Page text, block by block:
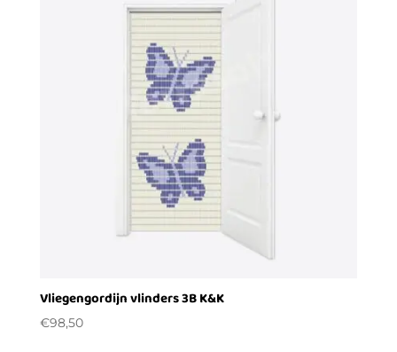
Vliegengordijn vlinders 3B K&K
€98,50